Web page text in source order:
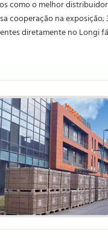
como o melhor
cooperação na exposição;
diretamente no Longi